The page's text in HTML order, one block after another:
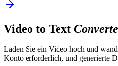
Video to Text
Laden Sie ein Video hoch und
Konto erforderlich, und generierte